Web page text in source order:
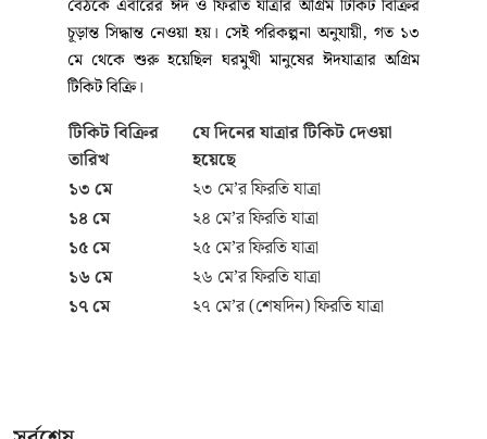
আসন্ন ঈদুল আজহা উপলক্ষে ট্রেন যাত্রীদের ফিরতি সফরের
অগ্রিম টিকিট বিক্রির দ্বিতীয় দিন আজ। আজ শুক্রবার (২২
মে) সকাল ৮টা থেকে অনলাইনে শুরু হয়েছে আগামী ১
জুনের ফিরতি যাত্রার টিকিট বিক্রি। ঘরে ফেরা মানুষের ঈদ
আনন্দ শেষে কর্মস্থলে ফেরার সুবিধার্থেই রেলওয়ের এই
আগাম প্রস্তুতি।
এর আগে গতকাল বৃহস্পতিবার (২১ মে) থেকে শুরু হয়েছে